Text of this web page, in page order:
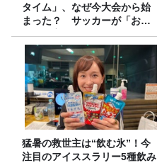
タイム」、なぜ今大会から始
まった？ サッカーが「お
金」に変わる仕組み
猛暑の救世主は“飲む氷”！今
注目のアイススラリー5種飲み